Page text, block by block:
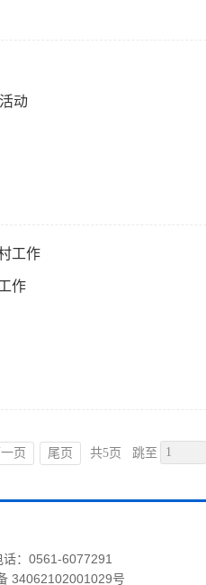
动
工作
作
一页 尾页 共5页 跳至
话：0561-6077291
34062102001029号